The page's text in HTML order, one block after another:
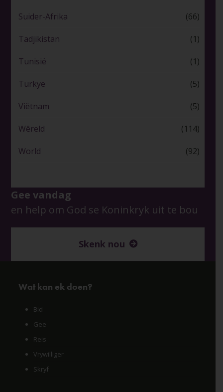
Suider-Afrika (66)
Tadjikistan (1)
Tunisië (1)
Turkye (5)
Viëtnam (5)
Wêreld (114)
World (92)
Gee vandag
en help om God se Koninkryk uit te bou
Skenk nou
Wat kan ek doen?
Bid
Gee
Reis
Vrywilliger
Skryf